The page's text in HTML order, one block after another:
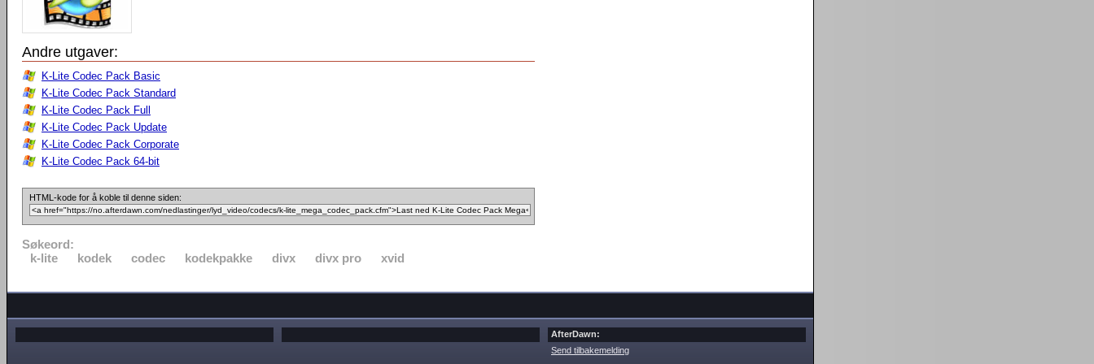
Andre utgaver:
K-Lite Codec Pack Basic
K-Lite Codec Pack Standard
K-Lite Codec Pack Full
K-Lite Codec Pack Update
K-Lite Codec Pack Corporate
K-Lite Codec Pack 64-bit
HTML-kode for å koble til denne siden:
Søkeord:
k-lite
kodek codec kodekpakke divx divx pro xvid
AfterDawn:
Send tilbakemelding